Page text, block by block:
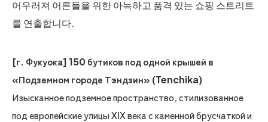
어우러져 어른들을 위한 아늑하고 품격 있는 쇼핑 스트리트
를 연출합니다.
[г. Фукуока] 150 бутиков под одной крышей в
«Подземном городе Тэндзин» (Tenchika)
Изысканное подземное пространство, стилизованное
под европейские улицы XIX века с каменной брусчаткой и